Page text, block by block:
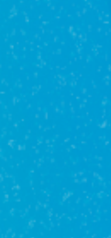
Объекты 37
Гость
01 августа в 08:12
Выражаю
Сираеву, Галине
продаже нашего
рекомендовать .